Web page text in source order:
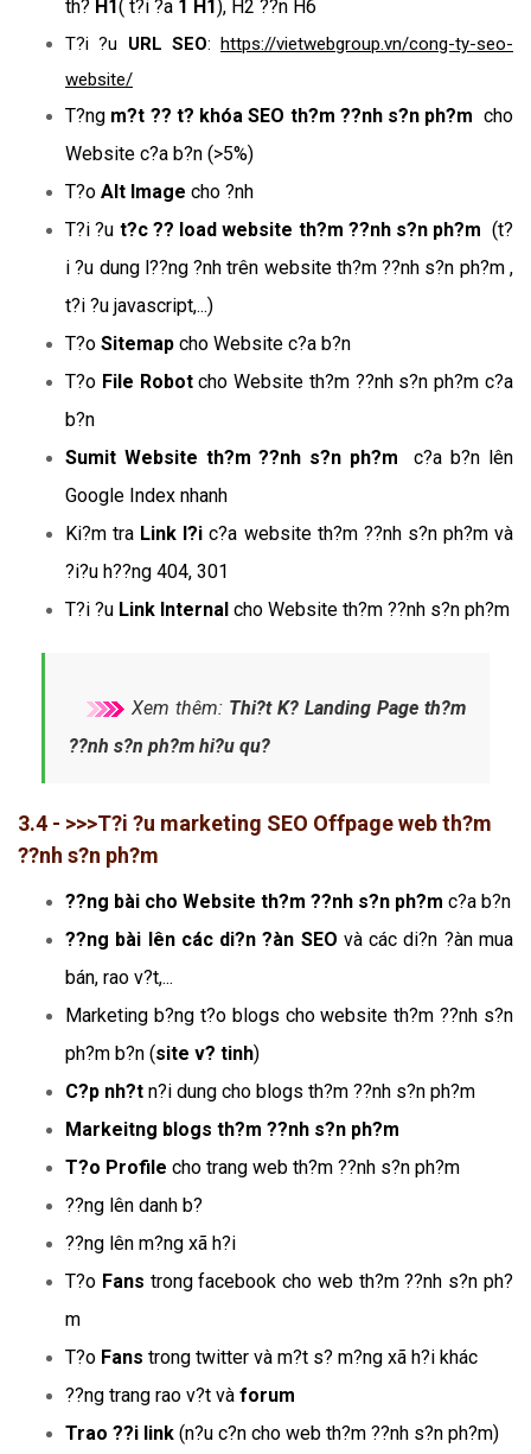
th? H1( t?i ?a 1 H1), H2 ??n H6
T?i ?u URL SEO: https://vietwebgroup.vn/cong-ty-seo-
website/
T?ng m?t ?? t? khóa SEO th?m ??nh s?n ph?m cho
Website c?a b?n (>5%)
T?o Alt Image cho ?nh
T?i ?u t?c ?? load website th?m ??nh s?n ph?m (t?
i ?u dung l??ng ?nh trên website th?m ??nh s?n ph?m ,
t?i ?u javascript,...)
T?o Sitemap cho Website c?a b?n
T?o File Robotcho Website th?m ??nh s?n ph?m c?a
b?n
Sumit Website th?m ??nh s?n ph?m
c?a b?n lên
Google Index nhanh
Ki?m tra Link l?i c?a website th?m ??nh s?n ph?m và
?i?u h??ng 404, 301
T?i ?u Link Internal cho Website th?m ??nh s?n ph?m
Xem thêm: Thi?t K? Landing Page th?m
??nh s?n ph?m hi?u qu?
3.4 - >>>T?i ?u marketing SEO Offpage web th?m
??nh s?n ph?m
??ng bài cho Website th?m ??nh s?n ph?m c?a b?n
??ng bài lên các di?n ?àn SEO và các di?n ?àn mua
bán, rao v?t,...
Marketing b?ng t?o blogs cho website th?m ??nh s?n
ph?m b?n (site v? tinh)
C?p nh?t n?i dung cho blogs th?m ??nh s?n ph?m
Markeitng blogs th?m ??nh s?n ph?m
T?o Profile cho trang web th?m ??nh s?n ph?m
??ng lên danh b?
??ng lên m?ng xã h?i
T?o Fans trong facebook cho web th?m ??nh s?n ph?
m
T?o Fans trong twitter và m?t s? m?ng xã h?i khác
??ng trang rao v?t và forum
Trao ??i link (n?u c?n cho web th?m ??nh s?n ph?m)